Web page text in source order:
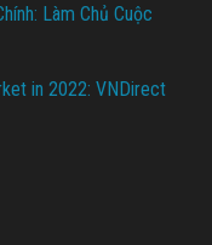
Làm Chủ Cuộc
in 2022: VNDirect